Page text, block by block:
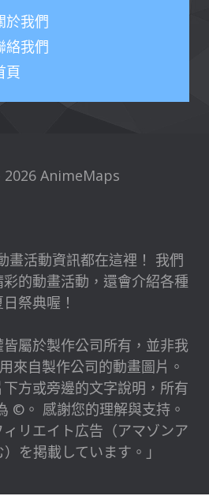
於我們
絡我們
頁
AnimeMaps
畫活動資訊都在這裡！ 我們
的動畫活動，還會介紹各種
日祭典喔！
屬於製作公司所有，並非我
來自製作公司的動畫圖片。
方或旁邊的文字說明，所有
©。 感謝您的理解與支持。
ィリエイト広告（アマゾンア
を掲載しています。」